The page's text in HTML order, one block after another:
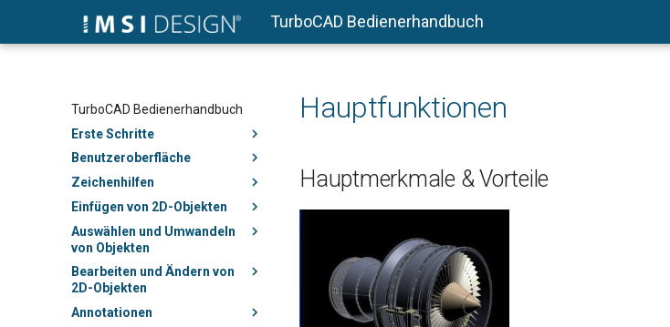
TurboCAD Bedienerhandbuch
TurboCAD Bedienerhandbuch
Erste Schritte
Benutzeroberfläche
Zeichenhilfen
Einfügen von 2D-Objekten
Auswählen und Umwandeln
von Objekten
Bearbeiten und Ändern von
2D-Objekten
Annotationen
Hauptfunktionen
Hauptmerkmale & Vorteile